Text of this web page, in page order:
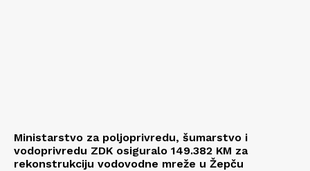
Ministarstvo za poljoprivredu, šumarstvo i
vodoprivredu ZDK osiguralo 149.382 KM za
rekonstrukciju vodovodne mreže u Žepču